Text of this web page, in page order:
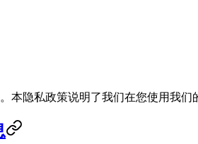
本隐私政策说明了我们在您使用我